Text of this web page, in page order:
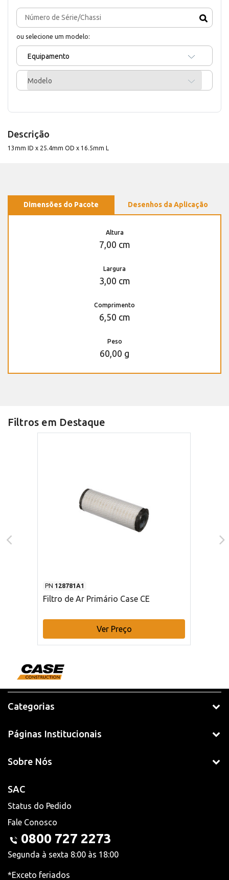
ou selecione um modelo:
Equipamento
Modelo
Descrição
13mm ID x 25.4mm OD x 16.5mm L
Dimensões do Pacote Desenhos da Aplicação
Altura
7,00 cm
Largura
3,00 cm
Comprimento
6,50 cm
Peso
60,00 g
Filtros em Destaque
PN 128781A1
Filtro de Ar Primário Case CE
Ver Preço
Categorias
Páginas Institucionais
Sobre Nós
SAC
Status do Pedido
Fale Conosco
0800 727 2273
Segunda à sexta 8:00 às 18:00
*Exceto feriados